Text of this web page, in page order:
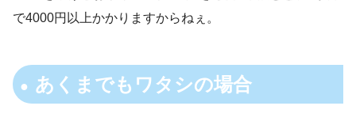
で4000円以上かかりますからねぇ。
あくまでもワタシの場合